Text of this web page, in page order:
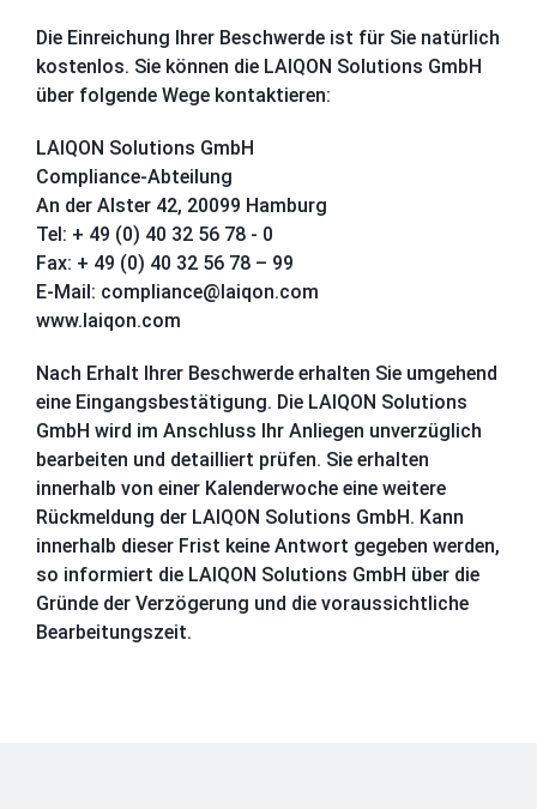
Die Einreichung Ihrer Beschwerde ist für Sie natürlich
kostenlos. Sie können die LAIQON Solutions GmbH
über folgende Wege kontaktieren:
LAIQON Solutions GmbH
Compliance-Abteilung
An der Alster 42, 20099 Hamburg
Tel: + 49 (0) 40 32 56 78 - 0
Fax: + 49 (0) 40 32 56 78 – 99
E-Mail: compliance@laiqon.com
www.laiqon.com
Nach Erhalt Ihrer Beschwerde erhalten Sie umgehend
eine Eingangsbestätigung. Die LAIQON Solutions
GmbH wird im Anschluss Ihr Anliegen unverzüglich
bearbeiten und detailliert prüfen. Sie erhalten
innerhalb von einer Kalenderwoche eine weitere
Rückmeldung der LAIQON Solutions GmbH. Kann
innerhalb dieser Frist keine Antwort gegeben werden,
so informiert die LAIQON Solutions GmbH über die
Gründe der Verzögerung und die voraussichtliche
Bearbeitungszeit.